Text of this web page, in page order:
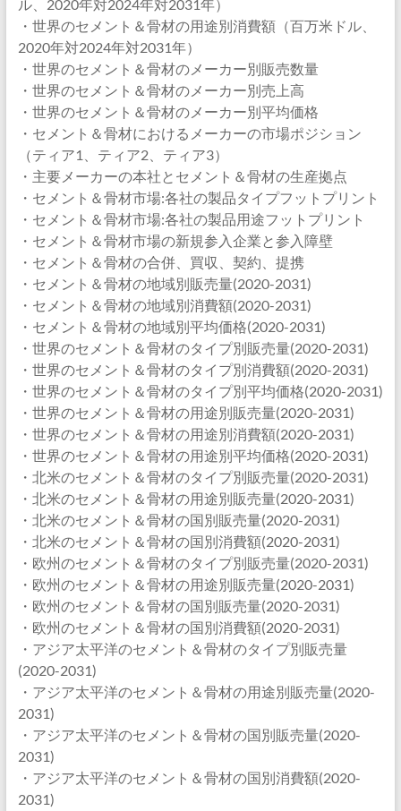
ル、2020年対2024年対2031年）
・世界のセメント＆骨材の用途別消費額（百万米ドル、
2020年対2024年対2031年）
・世界のセメント＆骨材のメーカー別販売数量
・世界のセメント＆骨材のメーカー別売上高
・世界のセメント＆骨材のメーカー別平均価格
・セメント＆骨材におけるメーカーの市場ポジション
（ティア1、ティア2、ティア3）
・主要メーカーの本社とセメント＆骨材の生産拠点
・セメント＆骨材市場:各社の製品タイプフットプリント
・セメント＆骨材市場:各社の製品用途フットプリント
・セメント＆骨材市場の新規参入企業と参入障壁
・セメント＆骨材の合併、買収、契約、提携
・セメント＆骨材の地域別販売量(2020-2031)
・セメント＆骨材の地域別消費額(2020-2031)
・セメント＆骨材の地域別平均価格(2020-2031)
・世界のセメント＆骨材のタイプ別販売量(2020-2031)
・世界のセメント＆骨材のタイプ別消費額(2020-2031)
・世界のセメント＆骨材のタイプ別平均価格(2020-2031)
・世界のセメント＆骨材の用途別販売量(2020-2031)
・世界のセメント＆骨材の用途別消費額(2020-2031)
・世界のセメント＆骨材の用途別平均価格(2020-2031)
・北米のセメント＆骨材のタイプ別販売量(2020-2031)
・北米のセメント＆骨材の用途別販売量(2020-2031)
・北米のセメント＆骨材の国別販売量(2020-2031)
・北米のセメント＆骨材の国別消費額(2020-2031)
・欧州のセメント＆骨材のタイプ別販売量(2020-2031)
・欧州のセメント＆骨材の用途別販売量(2020-2031)
・欧州のセメント＆骨材の国別販売量(2020-2031)
・欧州のセメント＆骨材の国別消費額(2020-2031)
・アジア太平洋のセメント＆骨材のタイプ別販売量
(2020-2031)
・アジア太平洋のセメント＆骨材の用途別販売量(2020-
2031)
・アジア太平洋のセメント＆骨材の国別販売量(2020-
2031)
・アジア太平洋のセメント＆骨材の国別消費額(2020-
2031)